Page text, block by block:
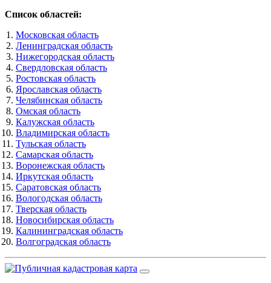
Список областей:
Московская область
Ленинградская область
Нижегородская область
Свердловская область
Ростовская область
Ярославская область
Челябинская область
Омская область
Калужская область
Владимирская область
Тульская область
Самарская область
Воронежская область
Иркутская область
Саратовская область
Вологодская область
Тверская область
Новосибирская область
Калининградская область
Волгоградская область